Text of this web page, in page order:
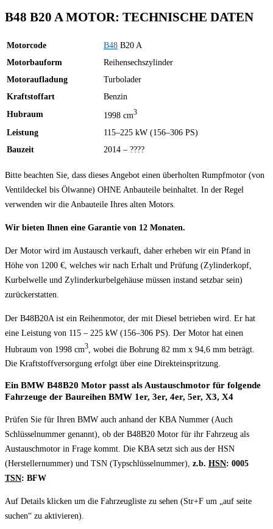
B48 B20 A MOTOR: TECHNISCHE DATEN
Motorcode B48 B20 A
Motorbauform
Reihensechszylinder
Motoraufladung
Turbolader
Kraftstoffart
Benzin
Hubraum
1998 cm3
Leistung
115–225 kW (156–306 PS)
Bauzeit
2014 – ????
Bitte beachten Sie, dass dieses Angebot einen überholten Rumpfmotor (von
Ventildeckel bis Ölwanne) OHNE Anbauteile beinhaltet. In der Regel
verwenden wir die Anbauteile Ihres alten Motors.
Wir bieten Ihnen eine Garantie von 12 Monaten.
Der Motor wird im Austausch verkauft, daher erheben wir ein Pfand in
Höhe von 1200 €, welches wir nach Erhalt und Prüfung (Zylinderkopf,
Kurbelwelle und Zylinderkurbelgehäuse müssen instand setzbar sein)
zurückerstatten.
Der B48B20A ist ein Reihenmotor, der mit Diesel betrieben wird. Er hat
eine Leistung von 115 – 225 kW (156–306 PS). Der Motor hat einen
Hubraum von 1998 cm3 , wobei die Bohrung 82 mm x 94,6 mm beträgt.
Die Kraftstoffversorgung erfolgt über eine Direkteinspritzung.
Ein BMW B48B20 Motor passt als Austauschmotor für folgende
Fahrzeuge der Baureihen BMW 1er, 3er, 4er, 5er, X3, X4
Prüfen Sie für Ihren BMW auch anhand der KBA Nummer (Auch
Schlüsselnummer genannt), ob der B48B20 Motor für ihr Fahrzeug als
Austauschmotor in Frage kommt. Die KBA setzt sich aus der HSN
(Herstellernummer) und TSN (Typschlüsselnummer), z.b. HSN: 0005
TSN: BFW
Auf Details klicken um die Fahrzeugliste zu sehen (Str+F um „auf seite
suchen“ zu aktivieren).